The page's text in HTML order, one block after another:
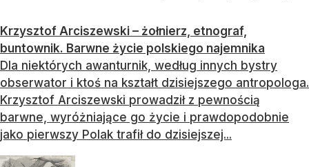
Krzysztof Arciszewski – żołnierz, etnograf,
buntownik. Barwne życie polskiego najemnika
Dla niektórych awanturnik, według innych bystry
obserwator i ktoś na kształt dzisiejszego antropologa.
Krzysztof Arciszewski prowadził z pewnością
barwne, wyróżniające go życie i prawdopodobnie
jako pierwszy Polak trafił do dzisiejszej...